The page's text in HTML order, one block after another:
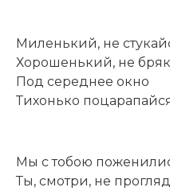
Миленький, не
Хорошенький, не
Под середнее окно
Тихонько
Мы с тобою
Ты, смотри, не